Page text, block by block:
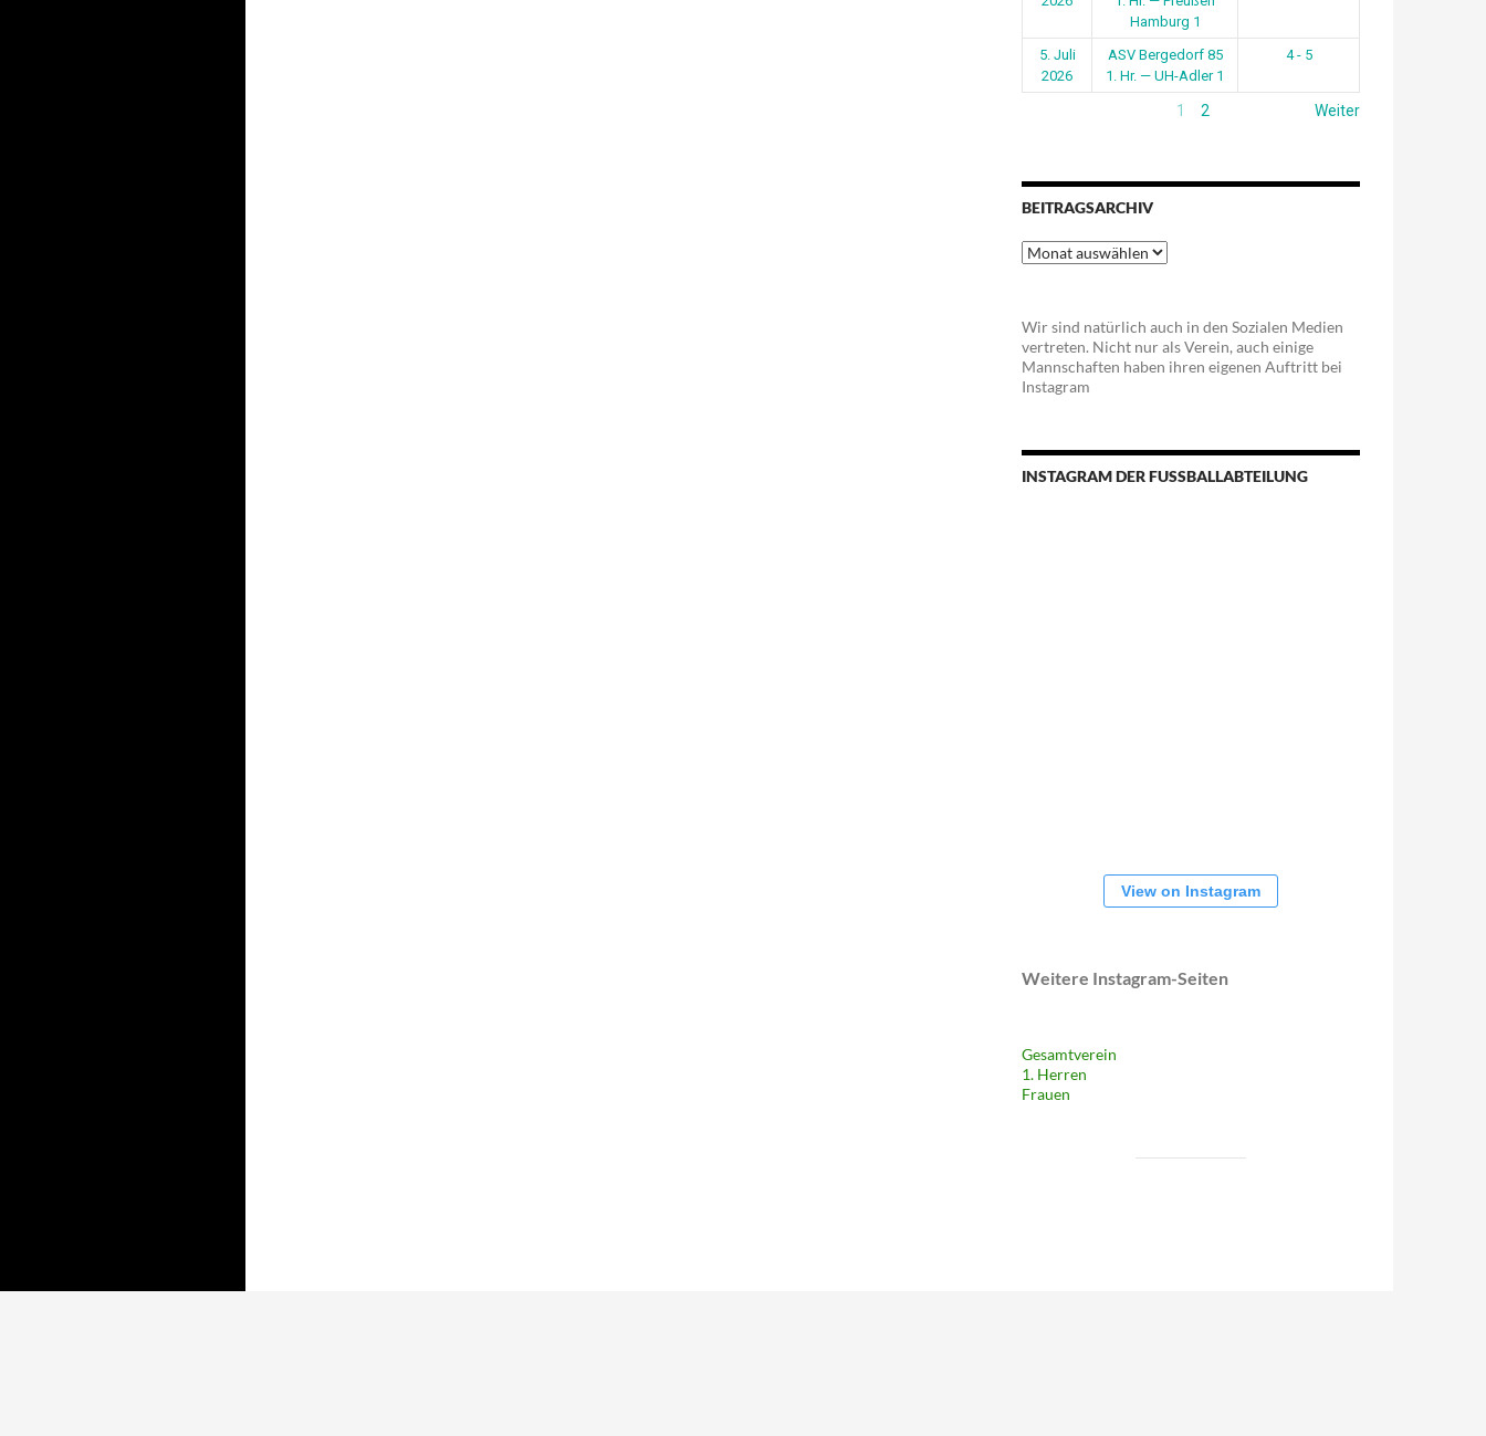
Hamburg 1
5. Juli
2026
ASV Bergedorf 85
1. Hr. — UH-Adler 1
4 - 5
1 2 Weiter
BEITRAGSARCHIV
Beitragsarchiv
Wir sind natürlich auch in den Sozialen Medien
vertreten. Nicht nur als Verein, auch einige
Mannschaften haben ihren eigenen Auftritt bei
Instagram
INSTAGRAM DER FUSSBALLABTEILUNG
View on Instagram
Weitere Instagram-Seiten
Gesamtverein
1. Herren
Frauen